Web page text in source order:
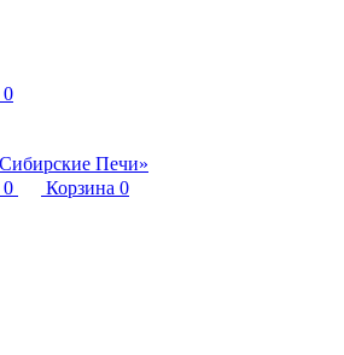
0
0 Корзина 0